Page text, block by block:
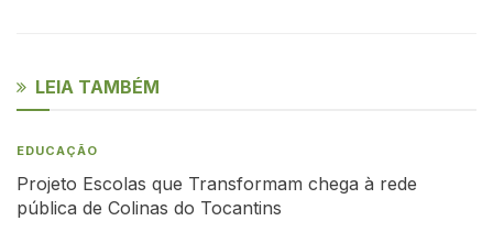
LEIA TAMBÉM
EDUCAÇÃO
Projeto Escolas que Transformam chega à rede
pública de Colinas do Tocantins